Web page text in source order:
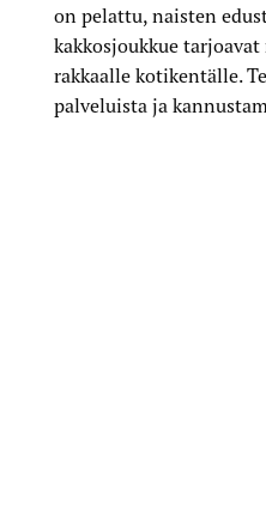
on pelattu, naisten
kakkosjoukkue tarjoavat
rakkaalle kotikentälle.
palveluista ja